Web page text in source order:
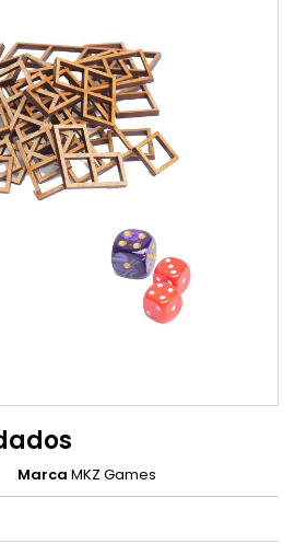
Marca MKZ Games